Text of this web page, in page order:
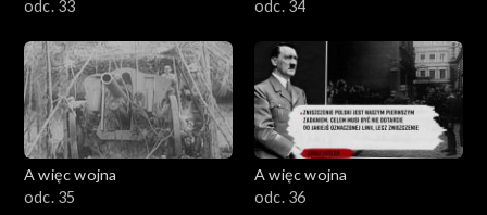
odc. 33
odc. 34
A więc wojna
odc. 35
A więc wojna
odc. 36